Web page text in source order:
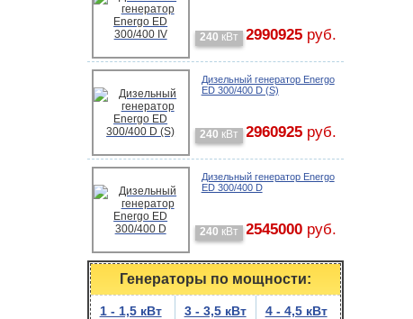
240 кВт 2990925руб.
Дизельный генератор Energo
ED 300/400 D (S)
240 кВт 2960925руб.
Дизельный генератор Energo
ED 300/400 D
240 кВт 2545000руб.
Генераторы по мощности:
1 - 1,5 кВт 3 - 3,5 кВт 4 - 4,5 кВт